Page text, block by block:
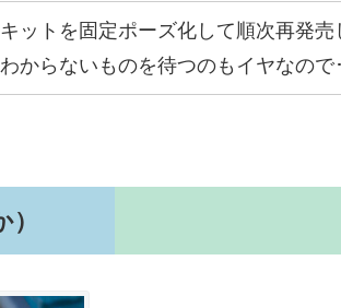
ットを固定ポーズ化して順次再発売
からないものを待つのもイヤなので